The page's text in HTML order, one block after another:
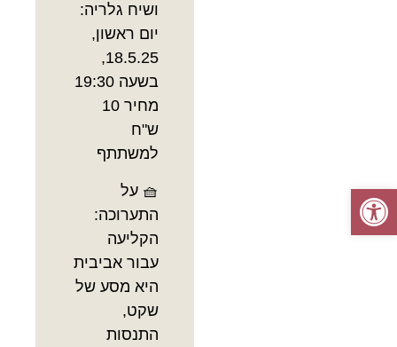
פתח סרגל נגישות
ושיח גלריה:
יום ראשון,
18.5.25,
בשעה 19:30
מחיר 10
ש"ח
למשתתף
🧺 על
התערוכה:
הקליעה
עבור אביבית
היא מסע של
שקט,
התנסות